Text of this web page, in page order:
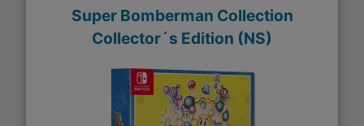
Super Bomberman Collection
Collector´s Edition (NS)